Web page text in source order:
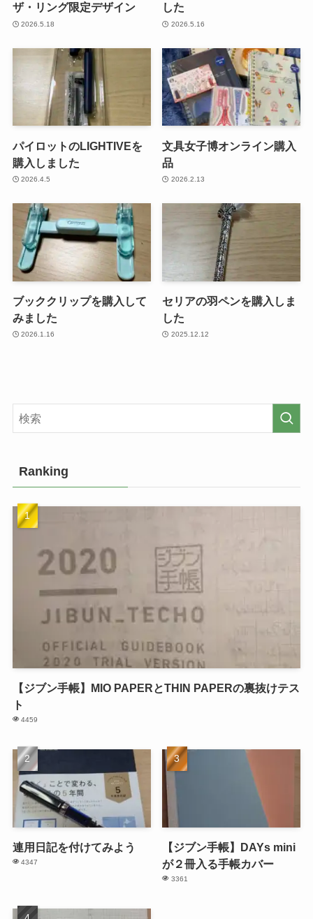
ザ・リング限定デザイン
2026.5.18
した
2026.5.16
パイロットのLIGHTIVEを
購入しました
2026.4.5
文具女子博オンライン購入
品
2026.2.13
ブッククリップを購入して
みました
2026.1.16
セリアの羽ペンを購入しま
した
2025.12.12
Ranking
【ジブン手帳】MIO PAPERとTHIN PAPERの裏抜けテス
ト
4459
連用日記を付けてみよう
4347
【ジブン手帳】DAYs mini
が２冊入る手帳カバー
3361